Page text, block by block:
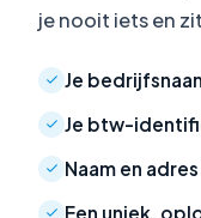
je nooit iets en
Je
Je btw-
Naam en
Een uniek,